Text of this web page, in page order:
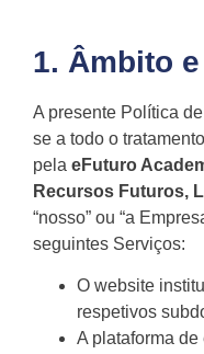
1. Âmbito
A presente Política
se a todo o
pela eFuturo
Recursos Futuros,
“nosso” ou “a
seguintes Serviços:
O website
respetivos
A plataforma de